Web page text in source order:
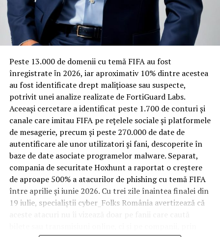
Rotația rapidă a oaspeților cere
materiale rezistente
Spre diferență de o locuință obișnuită, o cameră de hotel
trece printr-un ciclu de utilizare intensă: oaspeți diferiți,
bagaje trase pe roți, curățenie zilnică, uneori mai multe
rezervări consecutive în aceeași săptămână. Această
frecvență ridicată de utilizare pune presiune reală pe
orice suprafață, iar pardoseala este printre primele
elemente afectate vizibil, mai ales în zona din jurul
patului și a ușii de acces.
În etapa de renovare sau construcție, administratorii
care iau în calcul mocheta trafic intens
pentru zonele
cu rotație mare reduc riscul de uzură prematură și de
decolorare vizibilă în punctele de trecere frecventă. Este
o decizie care ține mai puțin de stil și mai mult de
după primele sezoane de utilizare intensă.
Peste 13.000 de domenii cu temă FIFA au fost
înregistrate ȋn 2026, iar aproximativ 10% dintre acestea
au fost identificate drept malițioase sau suspecte,
potrivit unei analize realizate de FortiGuard Labs.
Aceeași cercetare a identificat peste 1.700 de conturi și
canale care imitau FIFA pe rețelele sociale și platformele
de mesagerie, precum și peste 270.000 de date de
autentificare ale unor utilizatori și fani, descoperite în
baze de date asociate programelor malware. Separat,
compania de securitate Hoxhunt a raportat o creștere
de aproape 500% a atacurilor de phishing cu temă FIFA
între aprilie și iunie 2026. Cu trei zile înaintea finalei din
19 iulie, specialiștii cyber_Folks România avertizează că